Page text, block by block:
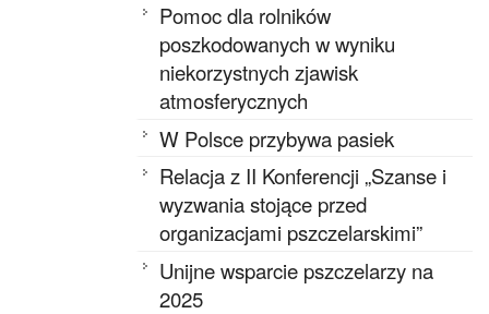
Pomoc dla rolników
poszkodowanych w wyniku
niekorzystnych zjawisk
atmosferycznych
W Polsce przybywa pasiek
Relacja z II Konferencji „Szanse i
wyzwania stojące przed
organizacjami pszczelarskimi”
Unijne wsparcie pszczelarzy na
2025